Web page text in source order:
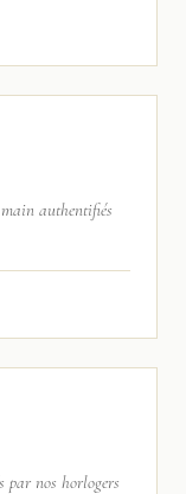
authentifiés
par nos horlogers